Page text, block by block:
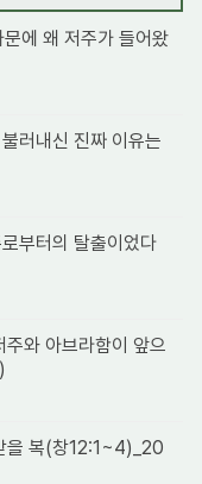
에 왜 저주가 들어왔
러내신 진짜 이유는
부터의 탈출이었다
와 아브라함이 앞으
을 복(창12:1~4)_20